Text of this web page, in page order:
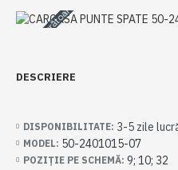
3-5 zile lucrătoare
DESCRIERE
DISPONIBILITATE: 3-5 zile
MODEL: 50-2401015-07
POZIȚIE PE SCHEMĂ: 9; 10; 32